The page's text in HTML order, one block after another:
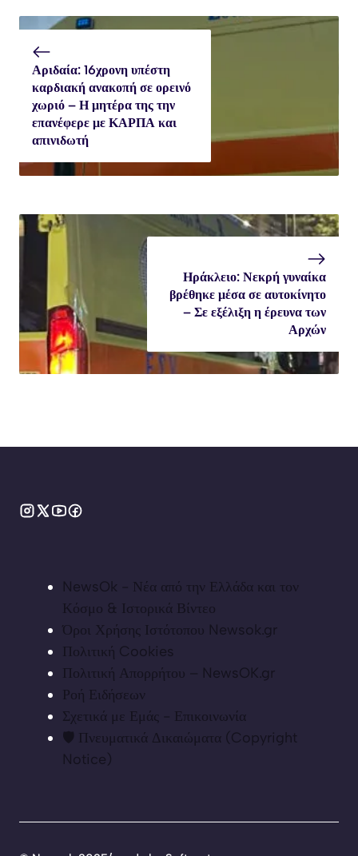
Αριδαία: 16χρονη υπέστη
καρδιακή ανακοπή σε ορεινό
χωριό – Η μητέρα της την
επανέφερε με ΚΑΡΠΑ και
απινιδωτή
Ηράκλειο: Νεκρή γυναίκα
βρέθηκε μέσα σε αυτοκίνητο
– Σε εξέλιξη η έρευνα των
Αρχών
NewsOk - Νέα από την Ελλάδα και τον
Κόσμο & Ιστορικά Βίντεο
Όροι Χρήσης Ιστότοπου Newsok.gr
Πολιτική Cookies
Πολιτική Απορρήτου – NewsOK.gr
Ροή Ειδήσεων
Σχετικά με Εμάς - Επικοινωνία
🛡️ Πνευματικά Δικαιώματα (Copyright
Notice)